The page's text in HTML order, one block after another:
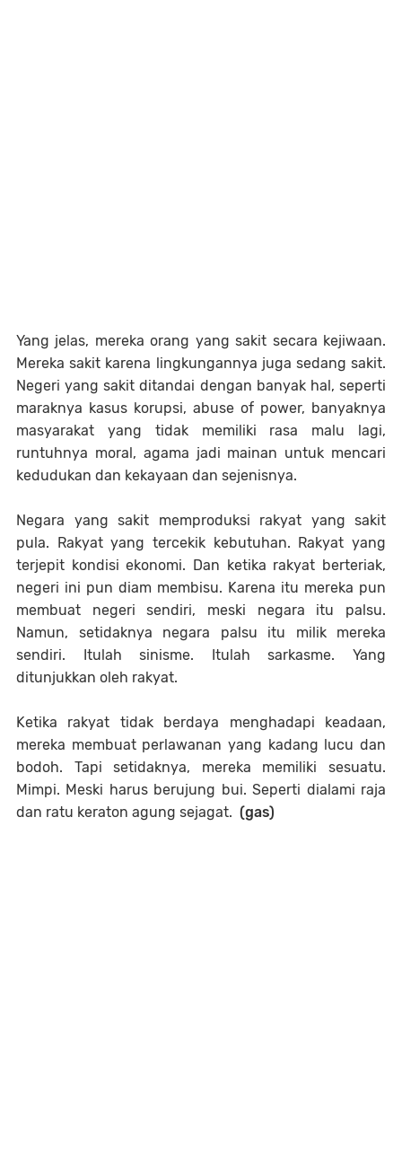
Yang jelas, mereka orang yang sakit secara kejiwaan.
Mereka sakit karena lingkungannya juga sedang sakit.
Negeri yang sakit ditandai dengan banyak hal, seperti
maraknya kasus korupsi, abuse of power, banyaknya
masyarakat yang tidak memiliki rasa malu lagi,
runtuhnya moral, agama jadi mainan untuk mencari
kedudukan dan kekayaan dan sejenisnya.
Negara yang sakit memproduksi rakyat yang sakit
pula. Rakyat yang tercekik kebutuhan. Rakyat yang
terjepit kondisi ekonomi. Dan ketika rakyat berteriak,
negeri ini pun diam membisu. Karena itu mereka pun
membuat negeri sendiri, meski negara itu palsu.
Namun, setidaknya negara palsu itu milik mereka
sendiri. Itulah sinisme. Itulah sarkasme. Yang
ditunjukkan oleh rakyat.
Ketika rakyat tidak berdaya menghadapi keadaan,
mereka membuat perlawanan yang kadang lucu dan
bodoh. Tapi setidaknya, mereka memiliki sesuatu.
Mimpi. Meski harus berujung bui. Seperti dialami raja
dan ratu keraton agung sejagat. (gas)